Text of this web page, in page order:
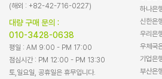
(해외 : +82-42-716-0227)
대량 구매 문의 :
010-3428-0638
평일 : AM 9:00 - PM 17:00
점심시간 : PM 12:00 - PM 13:30
토,일요일, 공휴일은 휴무입니다.
하나
신한
우리
우체국
기업
부산